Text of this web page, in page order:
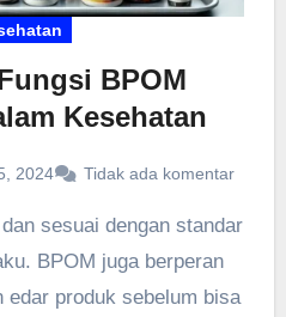
BPOM
Kesehatan
2024 Tidak ada komentar
sesuai dengan standar
BPOM juga berperan
edar produk sebelum bisa